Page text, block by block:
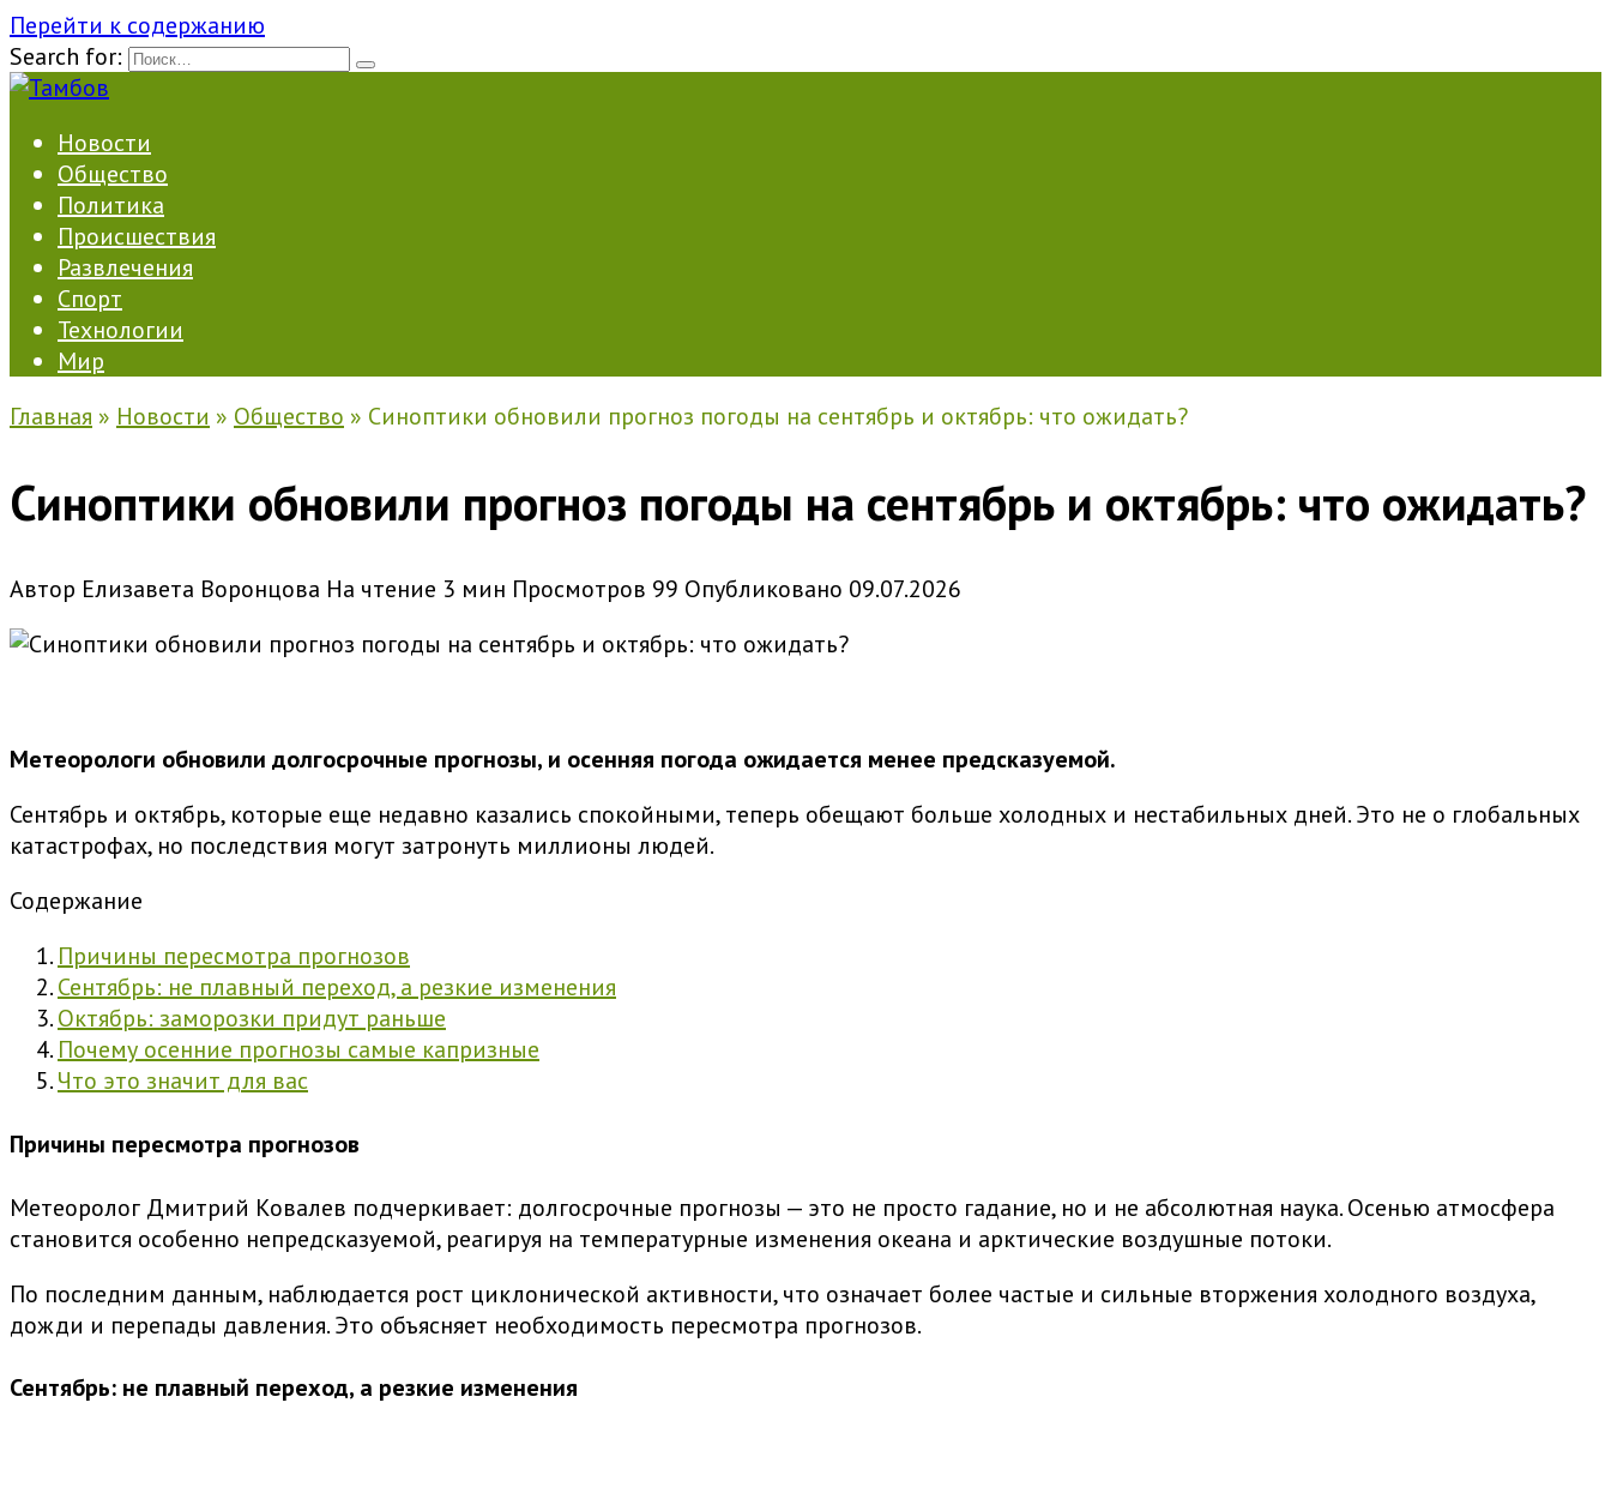
Перейти к содержанию
Search for:
Новости
Общество
Политика
Происшествия
Развлечения
Спорт
Технологии
Мир
Главная » Новости » Общество » Синоптики обновили прогноз погоды на сентябрь и октябрь: что ожидать?
Синоптики обновили прогноз погоды на сентябрь и октябрь: что ожидать?
Автор Елизавета Воронцова На чтение 3 мин Просмотров 99 Опубликовано 09.07.2026
Метеорологи обновили долгосрочные прогнозы, и осенняя погода ожидается менее предсказуемой.
Сентябрь и октябрь, которые еще недавно казались спокойными, теперь обещают больше холодных и нестабильных дней. Это не о глобальных
катастрофах, но последствия могут затронуть миллионы людей.
Содержание
Причины пересмотра прогнозов
Сентябрь: не плавный переход, а резкие изменения
Октябрь: заморозки придут раньше
Почему осенние прогнозы самые капризные
Что это значит для вас
Причины пересмотра прогнозов
Метеоролог Дмитрий Ковалев подчеркивает: долгосрочные прогнозы — это не просто гадание, но и не абсолютная наука. Осенью атмосфера
становится особенно непредсказуемой, реагируя на температурные изменения океана и арктические воздушные потоки.
По последним данным, наблюдается рост циклонической активности, что означает более частые и сильные вторжения холодного воздуха,
дожди и перепады давления. Это объясняет необходимость пересмотра прогнозов.
Сентябрь: не плавный переход, а резкие изменения